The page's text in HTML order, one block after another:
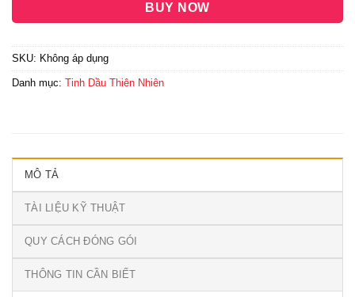
BUY NOW
SKU: Không áp dụng
Danh mục: Tinh Dầu Thiên Nhiên
MÔ TẢ
TÀI LIỆU KỸ THUẬT
QUY CÁCH ĐÓNG GÓI
THÔNG TIN CẦN BIẾT